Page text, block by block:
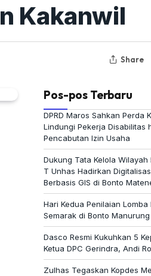
Kakanwil
Share
Pos-pos Terbaru
DPRD Maros Sahkan Perda
Lindungi Pekerja Disabilitas
Pencabutan Izin Usaha
Dukung Tata Kelola
T Unhas Hadirkan
Berbasis GIS di Bonto
Hari Kedua Penilaian Lomba
Semarak di Bonto
Dasco Resmi Kukuhkan 5
Ketua DPC Gerindra, Andi
Zulhas Tegaskan Kopdes